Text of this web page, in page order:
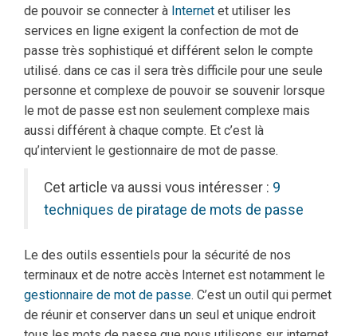
de pouvoir se connecter à Internet et utiliser les
services en ligne exigent la confection de mot de
passe très sophistiqué et différent selon le compte
utilisé. dans ce cas il sera très difficile pour une seule
personne et complexe de pouvoir se souvenir lorsque
le mot de passe est non seulement complexe mais
aussi différent à chaque compte. Et c’est là
qu’intervient le gestionnaire de mot de passe.
Cet article va aussi vous intéresser : 9
techniques de piratage de mots de passe
Le des outils essentiels pour la sécurité de nos
terminaux et de notre accès Internet est notamment le
gestionnaire de mot de passe. C’est un outil qui permet
de réunir et conserver dans un seul et unique endroit